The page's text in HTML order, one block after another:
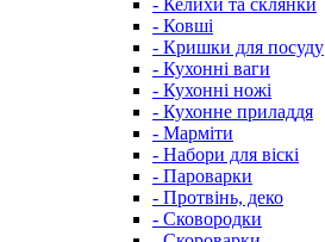
- Келихи та склянки
- Ковші
- Кришки для посуду
- Кухонні ваги
- Кухонні ножі
- Кухонне приладдя
- Марміти
- Набори для віскі
- Пароварки
- Протвінь, деко
- Сковородки